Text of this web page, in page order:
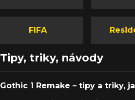
FIFA
Tipy, triky, návody
Gothic 1 Remake – tipy a triky,